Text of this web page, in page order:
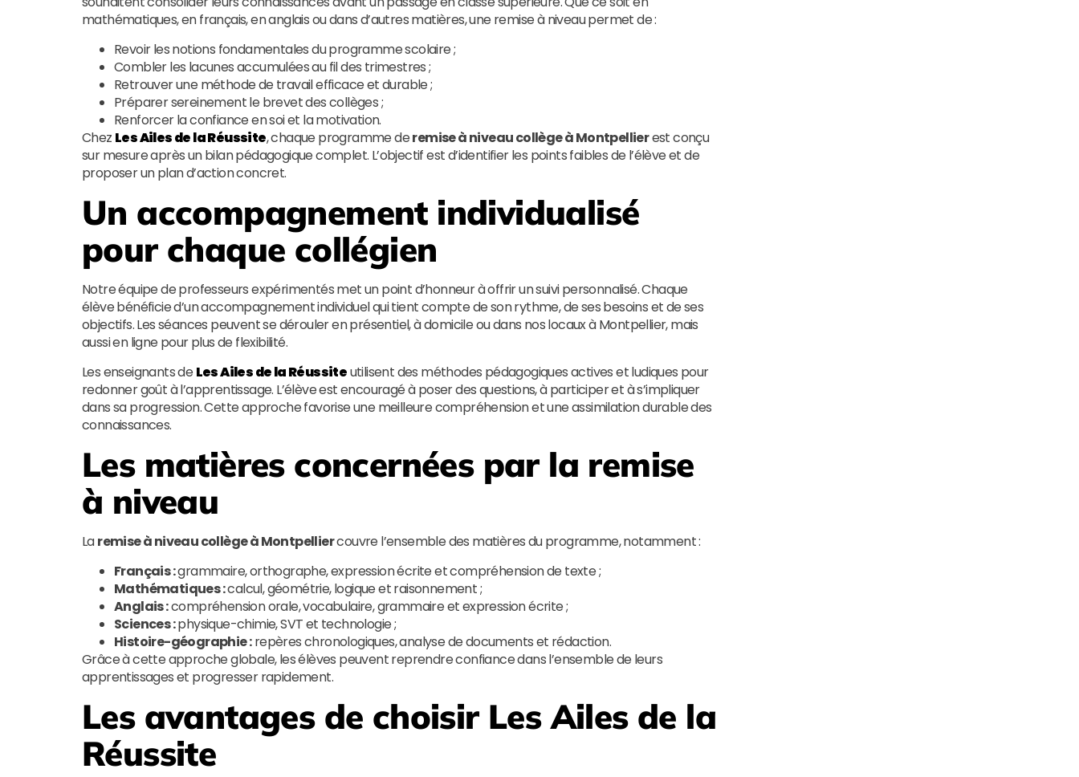
mathématiques, en français, en anglais ou dans d’autres matières, une remise à niveau permet de :
Revoir les notions fondamentales du programme scolaire ;
Combler les lacunes accumulées au fil des trimestres ;
Retrouver une méthode de travail efficace et durable ;
Préparer sereinement le brevet des collèges ;
Renforcer la confiance en soi et la motivation.
Chez Les Ailes de la Réussite, chaque programme deremise à niveau collège à Montpellierest conçu
sur mesure après un bilan pédagogique complet. L’objectif est d’identifier les points faibles de l’élève et de
proposer un plan d’action concret.
Un accompagnement individualisé
pour chaque collégien
Notre équipe de professeurs expérimentés met un point d’honneur à offrir un suivi personnalisé. Chaque
élève bénéficie d’un accompagnement individuel qui tient compte de son rythme, de ses besoins et de ses
objectifs. Les séances peuvent se dérouler en présentiel, à domicile ou dans nos locaux à Montpellier, mais
aussi en ligne pour plus de flexibilité.
Les enseignants de Les Ailes de la Réussiteutilisent des méthodes pédagogiques actives et ludiques pour
redonner goût à l’apprentissage. L’élève est encouragé à poser des questions, à participer et à s’impliquer
dans sa progression. Cette approche favorise une meilleure compréhension et une assimilation durable des
connaissances.
Les matières concernées par la remise
à niveau
Laremise à niveau collège à Montpelliercouvre l’ensemble des matières du programme, notamment :
Français :grammaire, orthographe, expression écrite et compréhension de texte ;
Mathématiques :calcul, géométrie, logique et raisonnement ;
Anglais :compréhension orale, vocabulaire, grammaire et expression écrite ;
Sciences :physique-chimie, SVT et technologie ;
Histoire-géographie :repères chronologiques, analyse de documents et rédaction.
Grâce à cette approche globale, les élèves peuvent reprendre confiance dans l’ensemble de leurs
apprentissages et progresser rapidement.
Les avantages de choisir Les Ailes de la
Réussite